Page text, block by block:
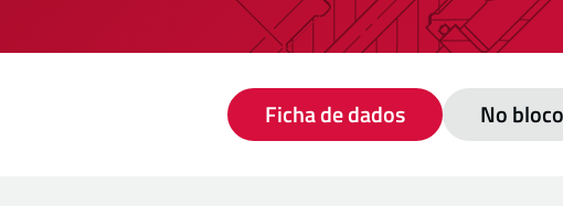
Ficha de dados No